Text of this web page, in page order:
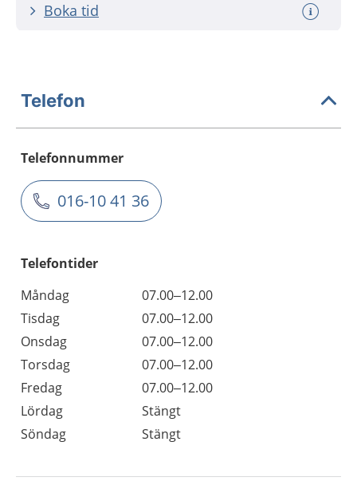
Boka tid
Telefon
Telefonnummer
016-10 41 36
Telefontider
Måndag
07.00–12.00
Tisdag
07.00–12.00
Onsdag
07.00–12.00
Torsdag
07.00–12.00
Fredag
07.00–12.00
Lördag
Stängt
Söndag
Stängt